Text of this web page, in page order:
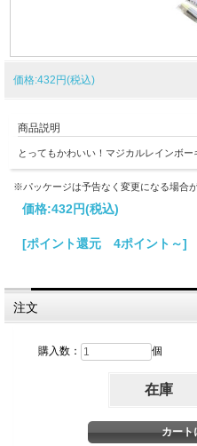
価格:432円(税込)
商品説明
とってもかわいい！マジカルレインボー
※パッケージは予告なく変更になる場合
価格:432円(税込)
[ポイント還元 4ポイント～]
注文
購入数： 個
在庫